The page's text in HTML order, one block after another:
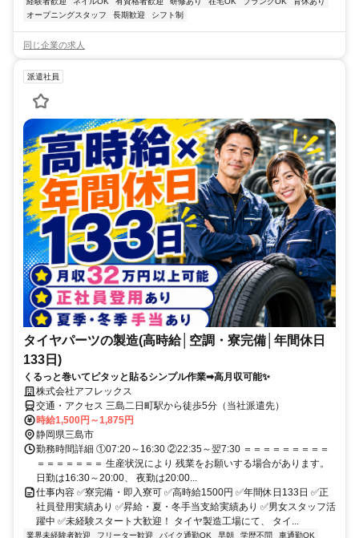
オープニングスタッフ
長期歓迎 シフト制
同じ企業の求人
派遣社員
タイヤパーツの製造(高時給│空調・寮完備│年間休日
133日)
くるっと巻いてピタッと貼るシンプル作業➡高月収可能✨
株式会社アフレックス
交通・アクセス 三島二日町駅から徒歩5分（当社派遣先）
時給1,500円～1,875円
静岡県三島市
勤務時間詳細 ①07:20～16:30 ②22:35～翌7:30 ＝＝＝＝＝＝＝＝＝
＝＝＝＝＝＝＝ 生産状況により 残業をお願いする場合があります。
日勤は16:30～20:00、 夜勤は20:00...
仕事内容 ✅寮完備・即入寮可 ✅高時給1500円 ✅年間休日133日 ✅正
社員登用実績あり ✅昇給・夏・冬手当支給実績あり ✅男女スタッフ活
躍中 ✅未経験スタート大歓迎！ タイヤ製造工場にて、 タイ...
業界未経験者歓迎 フリーター歓迎 バイク通勤OK 早朝 学歴不問 車通勤OK